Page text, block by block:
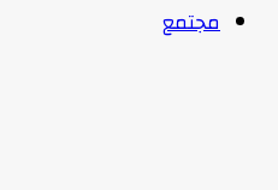
مجتمع